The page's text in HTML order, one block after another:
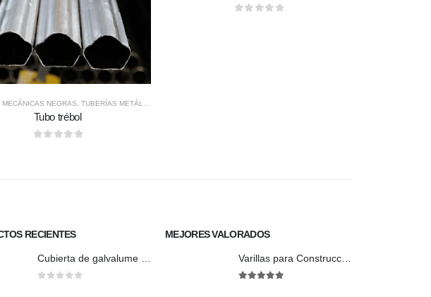
NEGRAS, TUBERÍAS METÁLICAS
Tubo trébol
RECIENTES
Cubierta de galvalume natural trapezoidal
MEJORES VALORADOS
Varillas para Construcción